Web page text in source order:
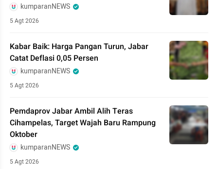
kumparanNEWS
5 Agt 2026
Kabar Baik: Harga Pangan Turun, Jabar
Catat Deflasi 0,05 Persen
kumparanNEWS
5 Agt 2026
Pemdaprov Jabar Ambil Alih Teras
Cihampelas, Target Wajah Baru Rampung
Oktober
kumparanNEWS
5 Agt 2026